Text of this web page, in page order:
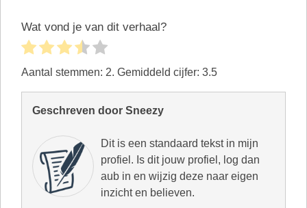
Wat vond je van dit verhaal?
Aantal stemmen: 2. Gemiddeld cijfer: 3.5
Geschreven door Sneezy
Dit is een standaard tekst in mijn
profiel. Is dit jouw profiel, log dan
aub in en wijzig deze naar eigen
inzicht en believen.